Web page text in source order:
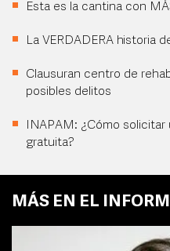
Esta es la cantina con
La VERDADERA historia
Clausuran centro de
posibles delitos
INAPAM: ¿Cómo
gratuita?
MÁS EN EL